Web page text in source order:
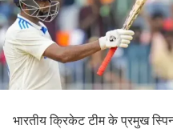
भारतीय क्रिकेट टीम के प्रमुख